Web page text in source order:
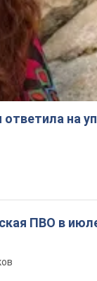
на
ПВО в